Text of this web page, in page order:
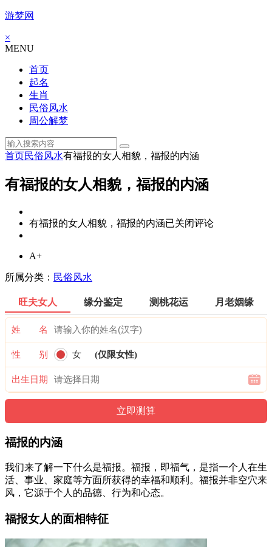
游梦网
×
MENU
首页
起名
生肖
民俗风水
周公解梦
首页民俗风水有福报的女人相貌，福报的内涵
有福报的女人相貌，福报的内涵
有福报的女人相貌，福报的内涵已关闭评论
A+
所属分类： 民俗风水
旺夫女人 缘分鉴定 测桃花运 月老姻缘
姓 名
性 别 女 (仅限女性)
出生日期
福报的内涵
我们来了解一下什么是福报。福报，即福气，是指一个人在生
活、事业、家庭等方面所获得的幸福和顺利。福报并非空穴来
风，它源于个人的品德、行为和心态。
福报女人的面相特征